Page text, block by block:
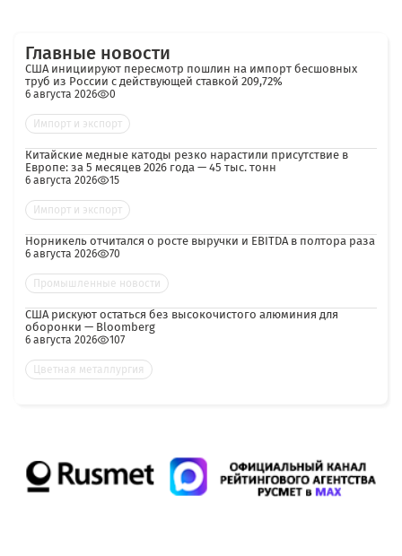
Главные новости
США инициируют пересмотр пошлин на импорт бесшовных
труб из России с действующей ставкой 209,72%
6 августа 2026 0
Импорт и экспорт
Китайские медные катоды резко нарастили присутствие в
Европе: за 5 месяцев 2026 года — 45 тыс. тонн
6 августа 2026 15
Импорт и экспорт
Норникель отчитался о росте выручки и EBITDA в полтора раза
6 августа 2026 70
Промышленные новости
США рискуют остаться без высокочистого алюминия для
оборонки — Bloomberg
6 августа 2026 107
Цветная металлургия